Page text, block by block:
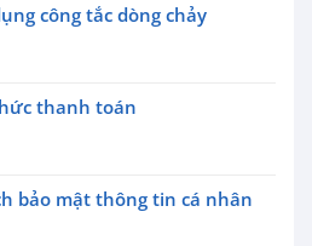
công tắc dòng chảy
thanh toán
bảo mật thông tin cá nhân